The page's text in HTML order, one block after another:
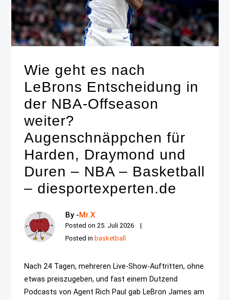
Wie geht es nach
LeBrons Entscheidung in
der NBA-Offseason
weiter?
Augenschnäppchen für
Harden, Draymond und
Duren – NBA – Basketball
– diesportexperten.de
By -Mr.X
Posted on25. Juli 2026
Posted in basketball
Nach 24 Tagen, mehreren Live-Show-Auftritten, ohne
etwas preiszugeben, und fast einem Dutzend
Podcasts von Agent Rich Paul gab LeBron James am